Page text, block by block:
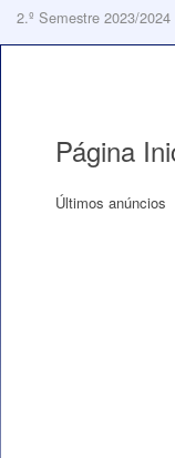
2.º Semestre 2023/2024
Página
Últimos anúncios